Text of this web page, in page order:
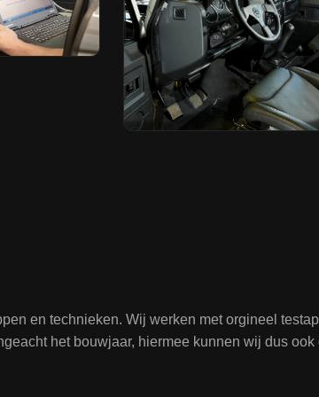
en technieken. Wij werken met orgineel
het bouwjaar, hiermee kunnen wij dus